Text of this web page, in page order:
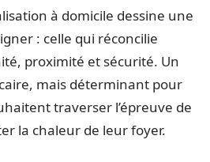
à domicile dessine une
: celle qui réconcilie
proximité et sécurité. Un
mais déterminant pour
traverser l’épreuve de
la chaleur de leur foyer.